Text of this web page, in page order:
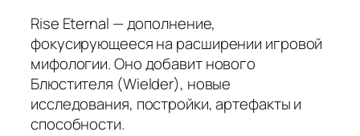
Rise Eternal — дополнение,
фокусирующееся на расширении игровой
мифологии. Оно добавит нового
Блюстителя (Wielder), новые
исследования, постройки, артефакты и
способности.